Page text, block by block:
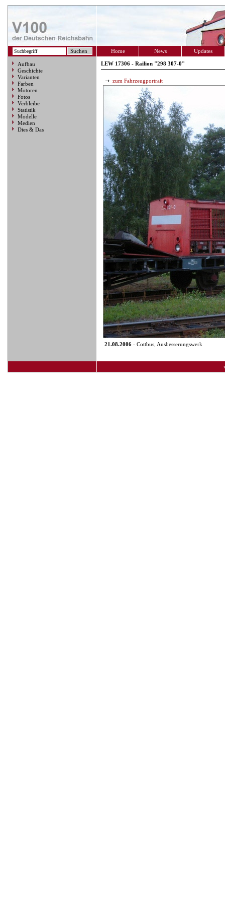
Home News Updates
Aufbau
Geschichte
Varianten
Farben
Motoren
Fotos
Verbleibe
Statistik
Modelle
Medien
Dies & Das
LEW 17306 - Railion "298 307-0"
zum Fahrzeugportrait
21.08.2006 - Cottbus, Ausbesserungswerk